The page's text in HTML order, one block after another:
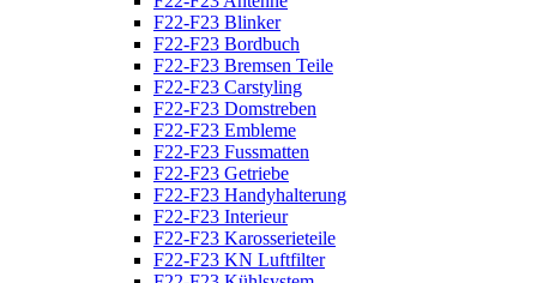
F22-F23 Blinker
F22-F23 Bordbuch
F22-F23 Bremsen Teile
F22-F23 Carstyling
F22-F23 Domstreben
F22-F23 Embleme
F22-F23 Fussmatten
F22-F23 Getriebe
F22-F23 Handyhalterung
F22-F23 Interieur
F22-F23 Karosserieteile
F22-F23 KN Luftfilter